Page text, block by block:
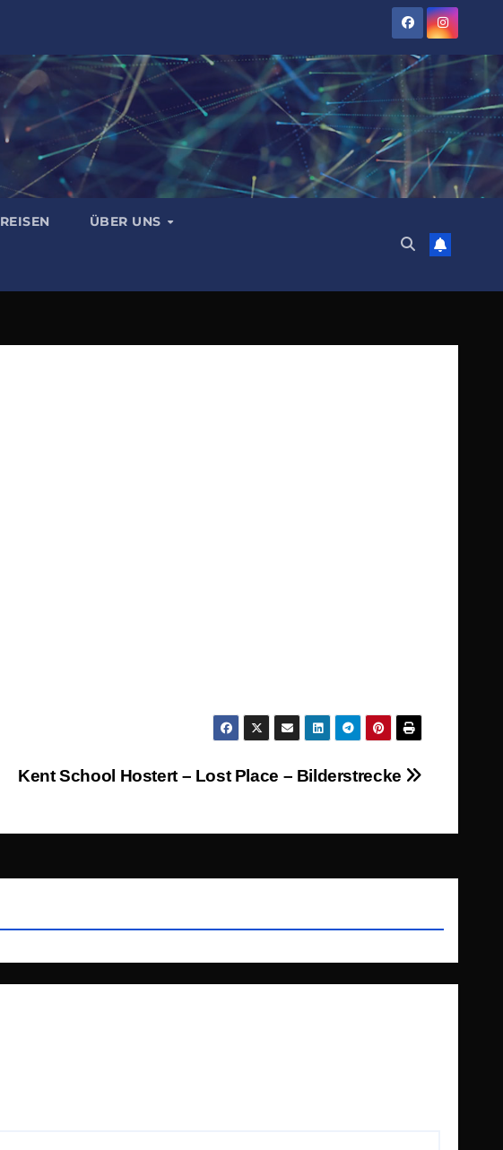
REISEN ÜBER UNS
Kent School Hostert – Lost Place – Bilderstrecke